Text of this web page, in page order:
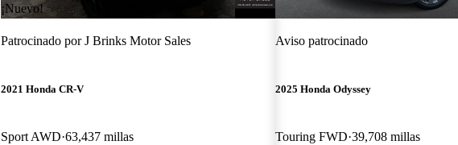
¡Nuevo!
Patrocinado porJ Brinks Motor Sales
2021 Honda CR-V
Sport AWD 63,437 millas
Aviso patrocinado
2025 Honda Odyssey
Touring FWD 39,708 millas